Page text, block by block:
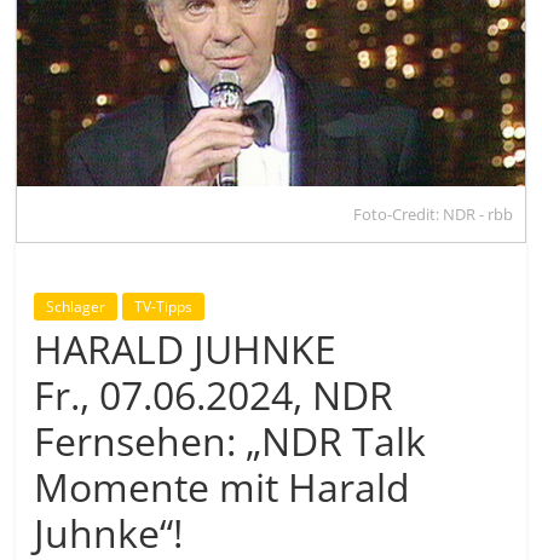
Foto-Credit: NDR - rbb
Schlager TV-Tipps
HARALD JUHNKE
Fr., 07.06.2024, NDR
Fernsehen: „NDR Talk
Momente mit Harald
Juhnke“!